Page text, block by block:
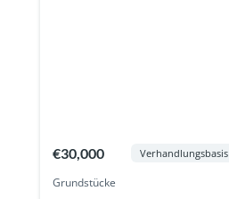
€30,000 Verhandlungsbasis
Grundstücke